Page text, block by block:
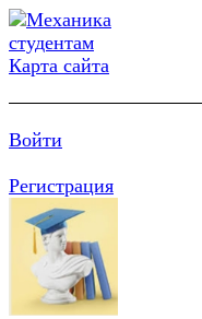
Карта сайта
Войти
Регистрация